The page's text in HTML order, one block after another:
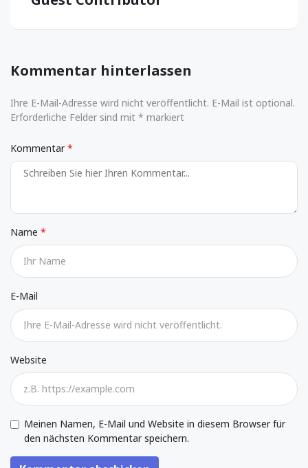
Kommentar hinterlassen
Ihre E-Mail-Adresse wird nicht veröffentlicht. E-Mail ist optional.
Erforderliche Felder sind mit * markiert
Kommentar
Name
E-Mail
Website
Meinen Namen, E-Mail und Website in diesem Browser für
den nächsten Kommentar speichern.